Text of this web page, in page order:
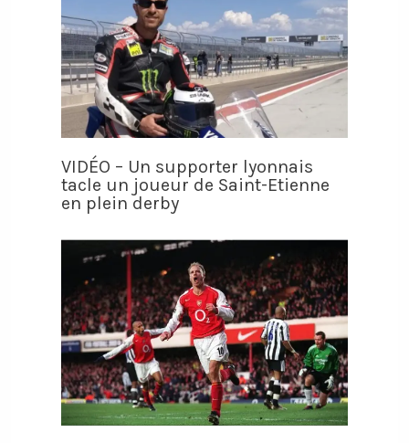
VIDÉO – Un supporter lyonnais
tacle un joueur de Saint-Etienne
en plein derby